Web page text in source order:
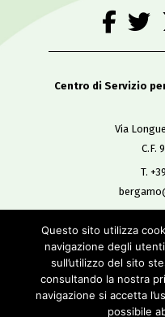
Centro di Servizio
Via
C.F.
T.
All
Questo sito utilizza
navigazione degli
sull’utilizzo del sito
consultando la nostra
navigazione si accetta
possibile